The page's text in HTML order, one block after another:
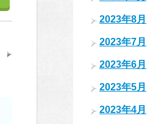
2023年8月
2023年7月
2023年6月
2023年5月
2023年4月